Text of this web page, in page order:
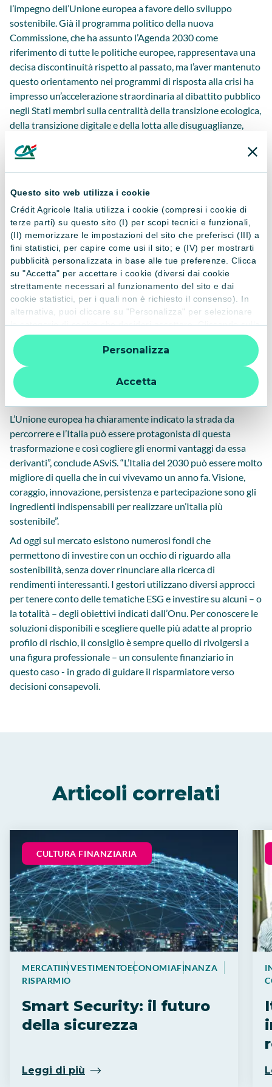
Questo sito web utilizza i cookie
Crédit Agricole Italia utilizza i cookie (compresi i cookie di
terze parti) su questo sito (I) per scopi tecnici e funzionali,
(II) memorizzare le impostazioni del sito che preferisci (III) a
fini statistici, per capire come usi il sito; e (IV) per mostrarti
pubblicità personalizzata in base alle tue preferenze. Clicca
su "Accetta" per accettare i cookie (diversi dai cookie
strettamente necessari al funzionamento del sito e dai
cookie statistici, per i quali non è richiesto il consenso). In
alternativa, puoi cliccare su "Personalizza" per selezionare
le categorie di cookie che desideri accettare. Cliccando sulla
“X” le impostazioni predefinite vengono lasciate invariate e
quindi la navigazione può continuare senza cookie o altri
strumenti di tracciamento diversi da quelli tecnici. Per
ulteriori informazioni:
informativa privacy
Accetta
Personalizza
l’impegno dell’Unione europea a favore dello sviluppo
sostenibile. Già il programma politico della nuova
Commissione, che ha assunto l’Agenda 2030 come
riferimento di tutte le politiche europee, rappresentava una
decisa discontinuità rispetto al passato, ma l’aver mantenuto
questo orientamento nei programmi di risposta alla crisi ha
impresso un’accelerazione straordinaria al dibattito pubblico
negli Stati membri sulla centralità della transizione ecologica,
della transizione digitale e della lotta alle disuguaglianze,
Anche il piano europeo per la ripresa, il fondo Next
Generation EU, riflette pienamente questa impostazione,
indicando tra le priorità delle politiche di rilancio la
semplificazione amministrativa, l’investimento in conoscenza
e la difesa del capitale naturale.
Suggerimenti per il futuro
E lo stesso dovrebbero fare, rileva il Rapporto ASviS, i piani
nazionali che i vari Paesi stanno mettendo a punto per
tradurre in realtà le linee guida indicate a livello comunitario.
I prossimi mesi saranno cruciali per disegnare e impostare le
politiche pubbliche del prossimo triennio, conclude il report.
“La domanda a favore dello sviluppo sostenibile è forte come
mai nel passato perché la crisi ha reso evidenti le profonde
interazioni tra dimensioni ambientali, sociali, economiche e
istituzionali del nostro mondo.
L’Unione europea ha chiaramente indicato la strada da
percorrere e l’Italia può essere protagonista di questa
trasformazione e così cogliere gli enormi vantaggi da essa
derivanti”, conclude ASviS. “L’Italia del 2030 può essere molto
migliore di quella che in cui vivevamo un anno fa. Visione,
coraggio, innovazione, persistenza e partecipazione sono gli
ingredienti indispensabili per realizzare un’Italia più
sostenibile”.
Ad oggi sul mercato esistono numerosi fondi che
permettono di investire con un occhio di riguardo alla
sostenibilità, senza dover rinunciare alla ricerca di
rendimenti interessanti. I gestori utilizzano diversi approcci
per tenere conto delle tematiche ESG e investire su alcuni – o
la totalità – degli obiettivi indicati dall’Onu. Per conoscere le
soluzioni disponibili e scegliere quelle più adatte al proprio
profilo di rischio, il consiglio è sempre quello di rivolgersi a
una figura professionale – un consulente finanziario in
questo caso - in grado di guidare il risparmiatore verso
decisioni consapevoli.
Articoli correlati
CULTURA FINANZIARIA
MERCATIINVESTIMENTOECONOMIAFINANZA
RISPARMIO
Smart Security: il futuro
della sicurezza
Leggi di più